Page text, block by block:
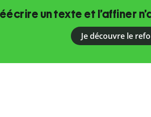
un texte et l’affiner
Je découvre le